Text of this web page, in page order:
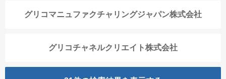
グリコマニュファクチャリングジャパン株式会社
グリコチャネルクリエイト株式会社